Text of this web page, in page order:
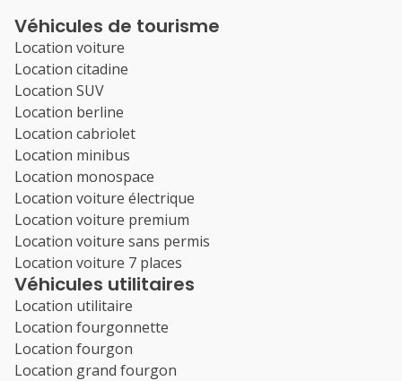
Véhicules de tourisme
Location voiture
Location citadine
Location SUV
Location berline
Location cabriolet
Location minibus
Location monospace
Location voiture électrique
Location voiture premium
Location voiture sans permis
Location voiture 7 places
Véhicules utilitaires
Location utilitaire
Location fourgonnette
Location fourgon
Location grand fourgon